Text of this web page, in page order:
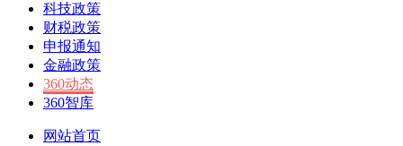
科技政策
财税政策
申报通知
金融政策
360动态
360智库
网站首页